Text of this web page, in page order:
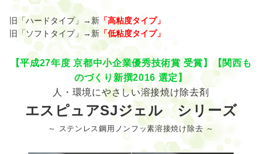
旧「ハードタイプ」→新 「高粘度タイプ」
旧「ソフトタイプ」→新 「低粘度タイプ」
【平成27年度 京都中小企業優秀技術賞 受賞】【関西も
のづくり新撰2016 選定】
人・環境にやさしい溶接焼け除去剤
エスピュアSJジェル シリーズ
～ ステンレス鋼用ノンフッ素溶接焼け除去 ～